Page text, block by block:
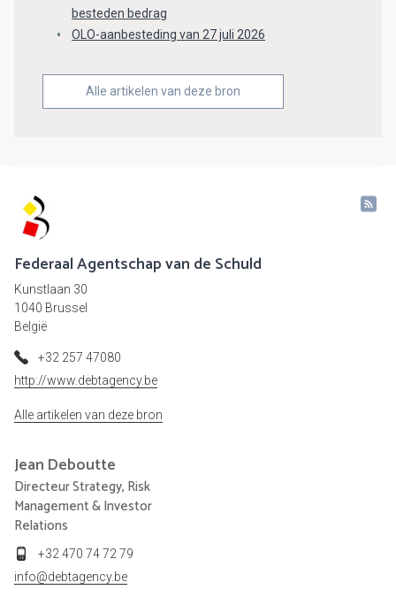
besteden bedrag
OLO-aanbesteding van 27 juli 2026
Alle artikelen van deze bron
Federaal Agentschap van de Schuld
Kunstlaan 30
1040 Brussel
België
+32 257 47080
http://www.debtagency.be
Alle artikelen van deze bron
Jean Deboutte
Directeur Strategy, Risk
Management & Investor
Relations
+32 470 74 72 79
info@debtagency.be